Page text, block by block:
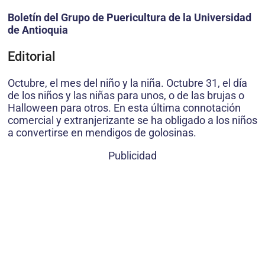
Boletín del Grupo de Puericultura de la Universidad
de Antioquia
Editorial
Octubre, el mes del niño y la niña. Octubre 31, el día
de los niños y las niñas para unos, o de las brujas o
Halloween para otros. En esta última connotación
comercial y extranjerizante se ha obligado a los niños
a convertirse en mendigos de golosinas.
Publicidad